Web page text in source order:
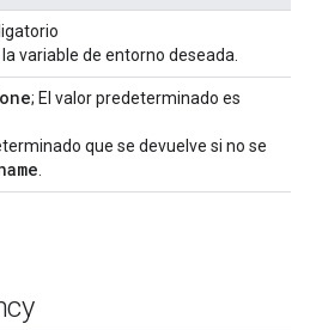
variable de entorno deseada.
; El valor predeterminado es
que se devuelve si no se